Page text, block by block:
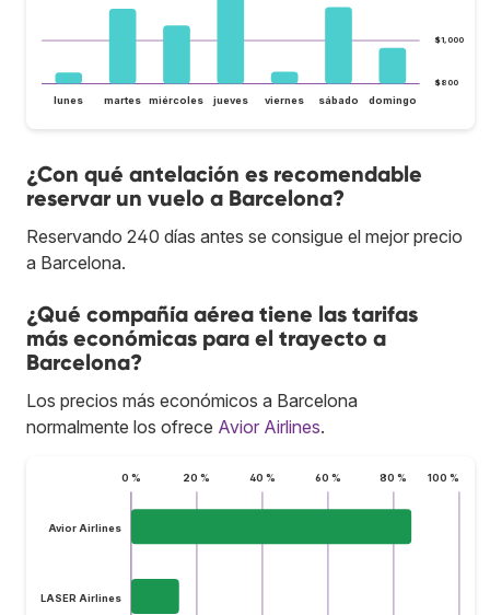
$800
$1,000
lunes martes miércoles jueves viernes sábado domingo
¿Con qué antelación es recomendable
reservar un vuelo a Barcelona?
Reservando 240 días antes se consigue el mejor precio
a Barcelona.
¿Qué compañía aérea tiene las tarifas
más económicas para el trayecto a
Barcelona?
Los precios más económicos a Barcelona
normalmente los ofrece Avior Airlines.
0 % 20 % 40 % 60 % 80 % 100 %
Avior Airlines
LASER Airlines